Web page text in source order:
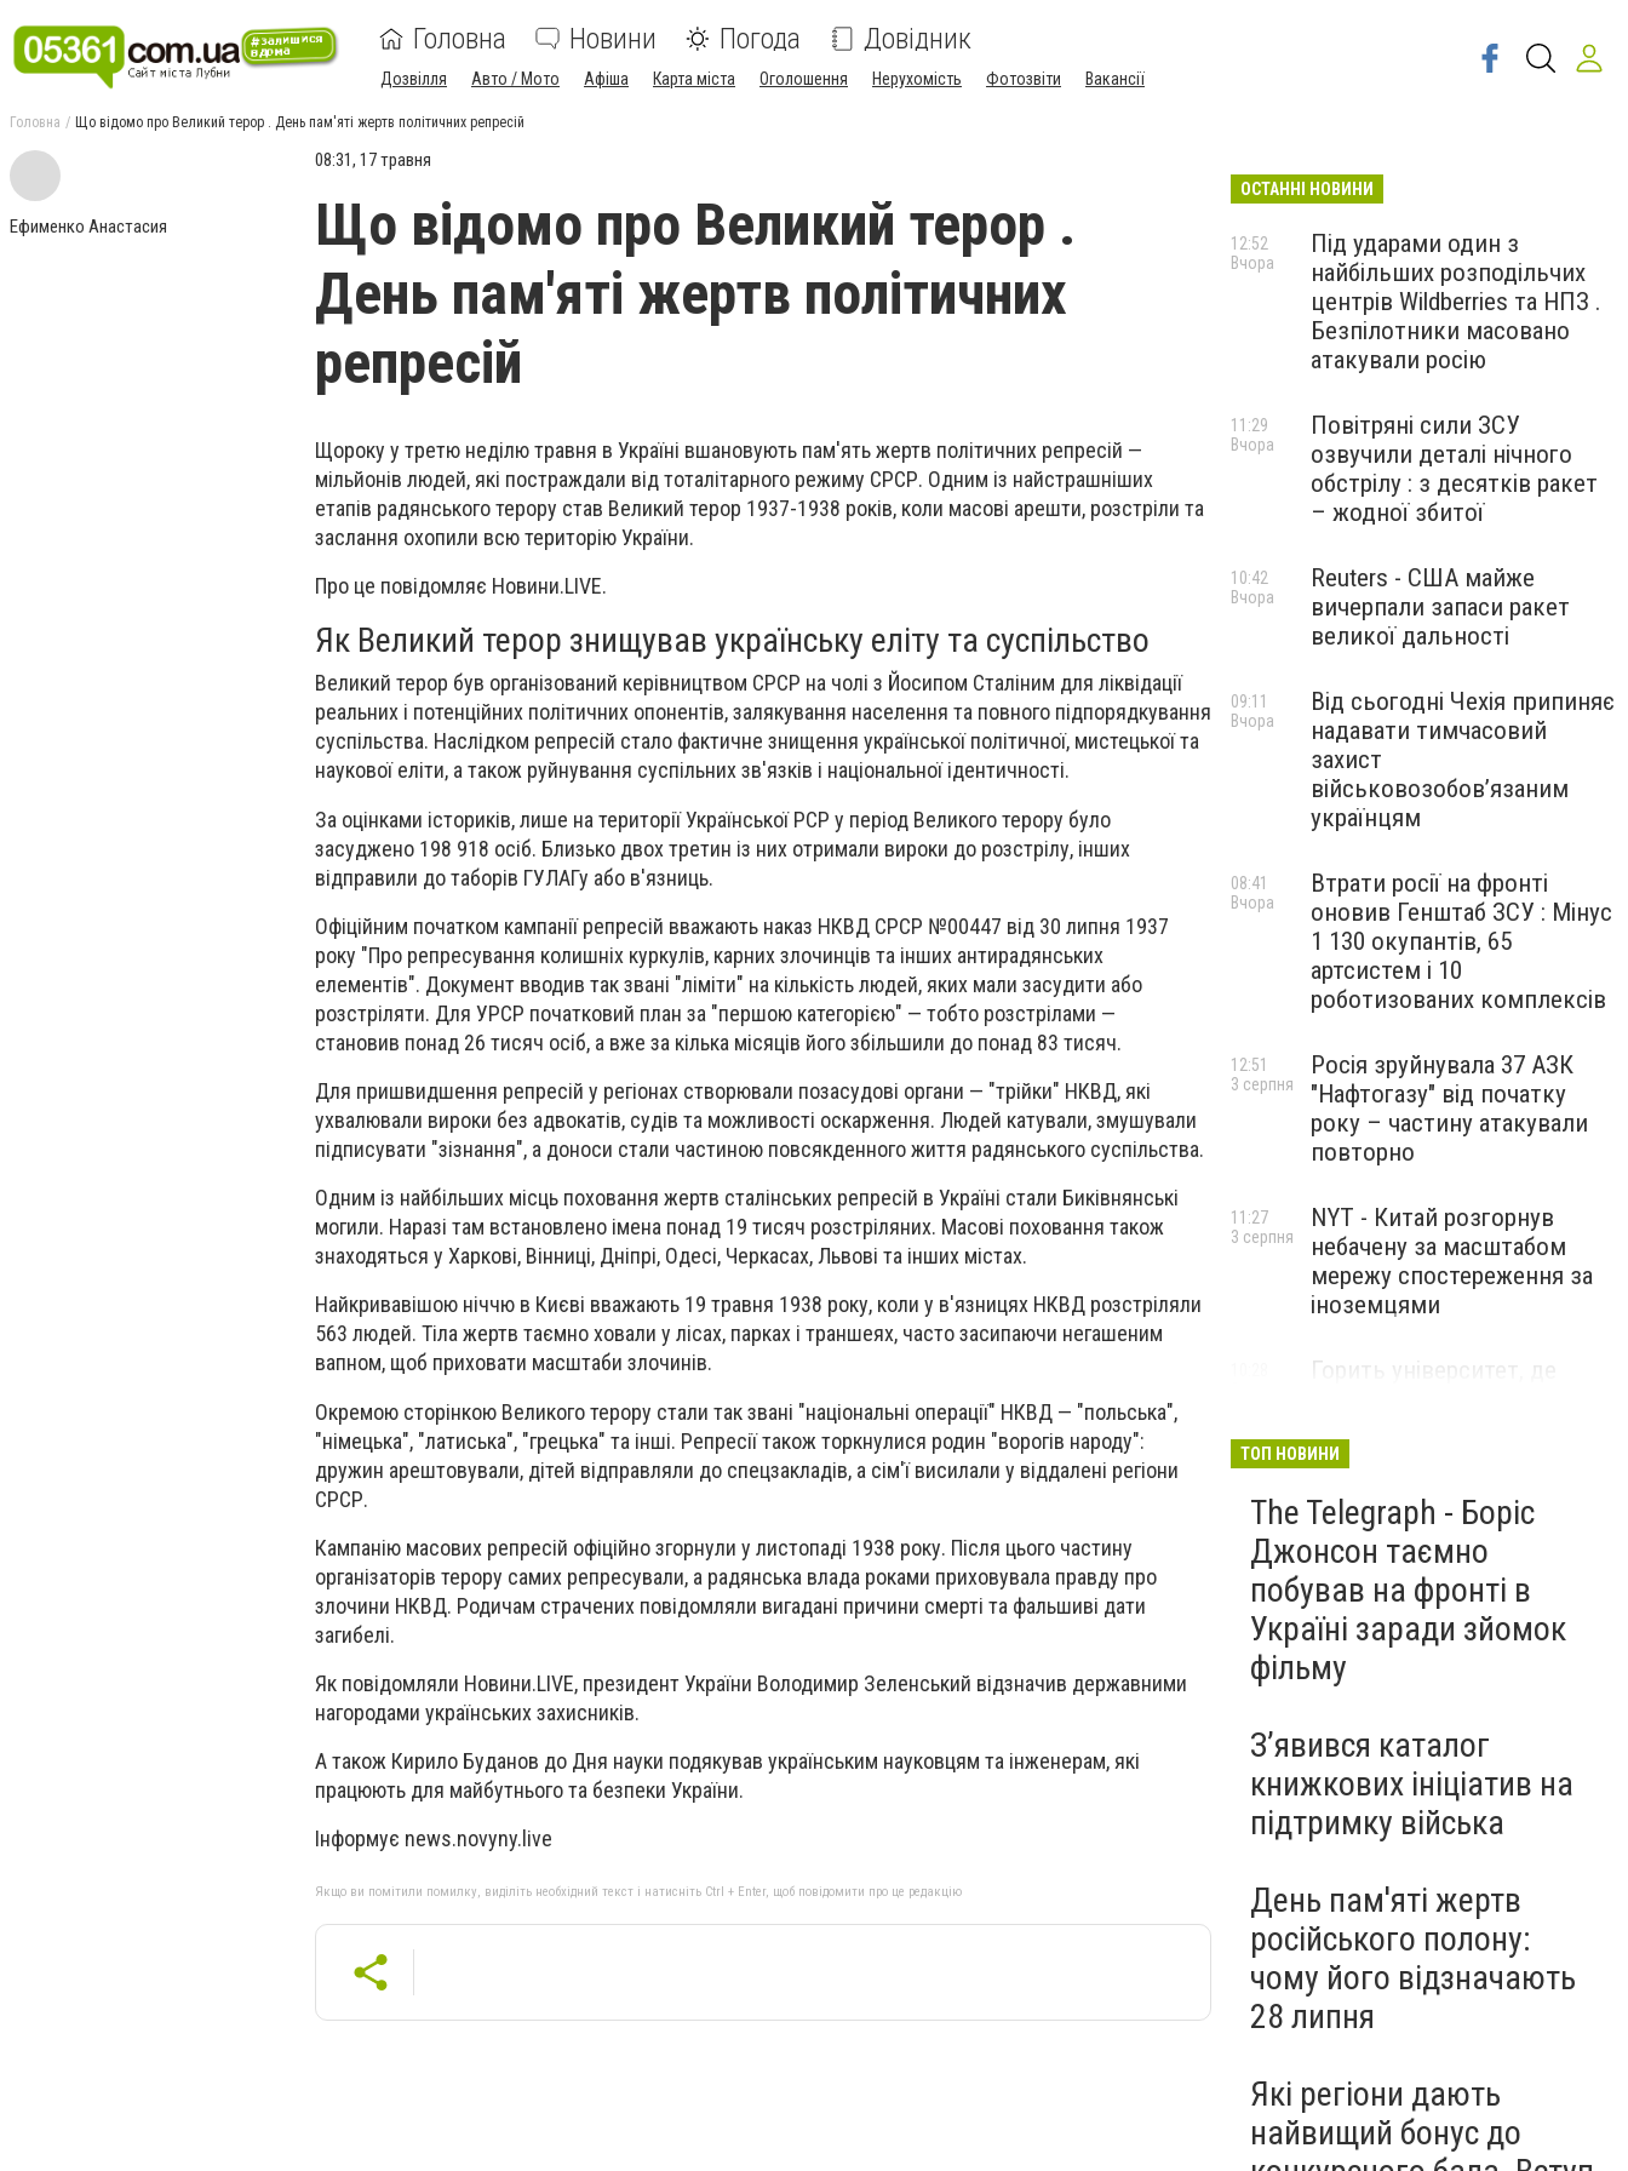
Головна Новини Погода Довідник
Дозвілля Авто / Мото Афіша Карта міста Оголошення Нерухомість Фотозвіти Вакансії
Головна Що відомо про Великий терор . День пам'яті жертв політичних репресій
Ефименко Анастасия
08:31, 17 травня
Що відомо про Великий терор .
День пам'яті жертв політичних
репресій
Щороку у третю неділю травня в Україні вшановують пам'ять жертв політичних репресій —
мільйонів людей, які постраждали від тоталітарного режиму СРСР. Одним із найстрашніших
етапів радянського терору став Великий терор 1937-1938 років, коли масові арешти, розстріли та
заслання охопили всю територію України.
Про це повідомляє Новини.LIVE.
Як Великий терор знищував українську еліту та суспільство
Великий терор був організований керівництвом СРСР на чолі з Йосипом Сталіним для ліквідації
реальних і потенційних політичних опонентів, залякування населення та повного підпорядкування
суспільства. Наслідком репресій стало фактичне знищення української політичної, мистецької та
наукової еліти, а також руйнування суспільних зв'язків і національної ідентичності.
За оцінками істориків,лише на території Української РСР у період Великого терору було
засуджено 198 918 осіб. Близько двох третин із них отримали вироки до розстрілу, інших
відправили до таборів ГУЛАГу або в'язниць.
Офіційним початком кампанії репресій вважають наказ НКВД СРСР №00447 від 30 липня 1937
року "Про репресування колишніх куркулів, карних злочинців та інших антирадянських
елементів". Документ вводив так звані "ліміти" на кількість людей, яких мали засудити або
розстріляти. Для УРСР початковий план за "першою категорією" — тобто розстрілами —
становив понад 26 тисяч осіб, а вже за кілька місяців його збільшили до понад 83 тисяч.
Для пришвидшення репресій у регіонах створювали позасудові органи — "трійки" НКВД, які
ухвалювали вироки без адвокатів, судів та можливості оскарження. Людей катували, змушували
підписувати "зізнання", а доноси стали частиною повсякденного життя радянського суспільства.
Одним із найбільших місць поховання жертв сталінських репресій в Україні стали Биківнянські
могили. Наразі там встановлено імена понад 19 тисяч розстріляних. Масові поховання також
знаходяться у Харкові, Вінниці, Дніпрі, Одесі, Черкасах, Львові та інших містах.
Найкривавішою ніччю в Києві вважають 19 травня 1938 року, коли у в'язницях НКВД розстріляли
563 людей. Тіла жертв таємно ховали у лісах, парках і траншеях, часто засипаючи негашеним
вапном, щоб приховати масштаби злочинів.
Окремою сторінкою Великого терору стали так звані "національні операції" НКВД — "польська",
"німецька", "латиська", "грецька" та інші. Репресії також торкнулися родин "ворогів народу":
дружин арештовували, дітей відправляли до спецзакладів, а сім'ї висилали у віддалені регіони
СРСР.
Кампанію масових репресій офіційно згорнули у листопаді 1938 року. Після цього частину
організаторів терору самих репресували, а радянська влада роками приховувала правду про
злочини НКВД. Родичам страчених повідомляли вигадані причини смерті та фальшиві дати
загибелі.
Як повідомляли Новини.LIVE, президент України Володимир Зеленський відзначив державними
нагородами українських захисників.
А також Кирило Буданов до Дня науки подякував українським науковцям та інженерам, які
працюють для майбутнього та безпеки України.
Інформує news.novyny.live
Якщо ви помітили помилку, виділіть необхідний текст і натисніть Ctrl + Enter, щоб повідомити про це редакцію
ОСТАННІ НОВИНИ
Під ударами один з
найбільших розподільчих
центрів Wildberries та НПЗ .
Безпілотники масовано
атакували росію
12:52
Вчора
Повітряні сили ЗСУ
озвучили деталі нічного
обстрілу : з десятків ракет
– жодної збитої
11:29
Вчора
Reuters - США майже
вичерпали запаси ракет
великої дальності
10:42
Вчора
Від сьогодні Чехія припиняє
надавати тимчасовий
захист
військовозобов’язаним
українцям
09:11
Вчора
Втрати росії на фронті
оновив Генштаб ЗСУ : Мінус
1 130 окупантів, 65
артсистем і 10
роботизованих комплексів
08:41
Вчора
Росія зруйнувала 37 АЗК
"Нафтогазу" від початку
року – частину атакували
повторно
12:51
3 серпня
NYT - Китай розгорнув
небачену за масштабом
мережу спостереження за
іноземцями
11:27
3 серпня
Горить університет, де
ТОП НОВИНИ
The Telegraph - Боріс
Джонсон таємно
побував на фронті в
Україні заради зйомок
фільму
З’явився каталог
книжкових ініціатив на
підтримку війська
День пам'яті жертв
російського полону:
чому його відзначають
28 липня
Які регіони дають
найвищий бонус до